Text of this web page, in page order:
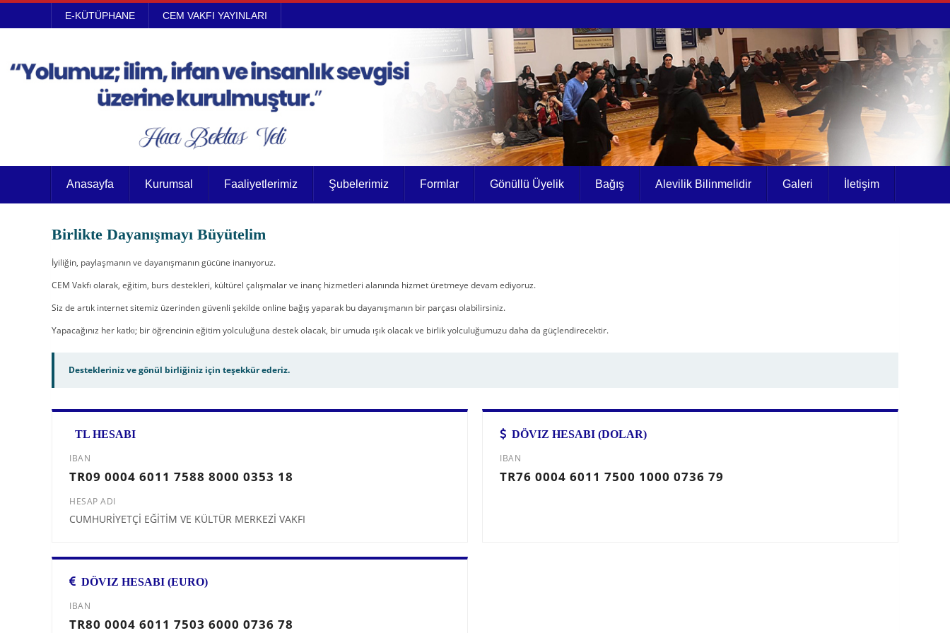
E-KÜTÜPHANE CEM VAKFI YAYINLARI
Anasayfa Kurumsal Faaliyetlerimiz Şubelerimiz Formlar Gönüllü Üyelik Bağış Alevilik Bilinmelidir Galeri İletişim
Birlikte Dayanışmayı Büyütelim
İyiliğin, paylaşmanın ve dayanışmanın gücüne inanıyoruz.
CEM Vakfı olarak, eğitim, burs destekleri, kültürel çalışmalar ve inanç hizmetleri alanında hizmet üretmeye devam ediyoruz.
Siz de artık internet sitemiz üzerinden güvenli şekilde online bağış yaparak bu dayanışmanın bir parçası olabilirsiniz.
Yapacağınız her katkı; bir öğrencinin eğitim yolculuğuna destek olacak, bir umuda ışık olacak ve birlik yolculuğumuzu daha da güçlendirecektir.
Destekleriniz ve gönül birliğiniz için teşekkür ederiz.
TL HESABI
IBAN
TR09 0004 6011 7588 8000 0353 18
HESAP ADI
CUMHURİYETÇİ EĞİTİM VE KÜLTÜR MERKEZİ VAKFI
DÖVIZ HESABI (DOLAR)
IBAN
TR76 0004 6011 7500 1000 0736 79
DÖVIZ HESABI (EURO)
IBAN
TR80 0004 6011 7503 6000 0736 78